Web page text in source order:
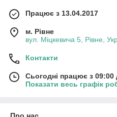
Працює з 13.04.2017
м. Рівне
вул. Міцкевича 5, Рівне,
Контакти
Сьогодні працює з 09:00
Показати весь графік